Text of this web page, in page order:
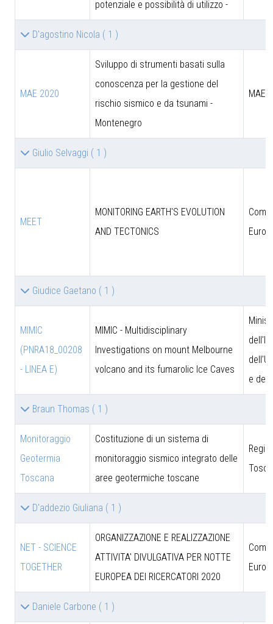
potenziale e possibilità di utilizzo -
D'agostino Nicola ( 1 )
MAE 2020
Sviluppo di strumenti basati sulla
conoscenza per la gestione del
rischio sismico e da tsunami -
Montenegro
MAE
Giulio Selvaggi ( 1 )
MEET
MONITORING EARTH'S EVOLUTION
AND TECTONICS
Giudice Gaetano ( 1 )
MIMIC
(PNRA18_00208
- LINEA E)
MIMIC - Multidisciplinary
Investigations on mount Melbourne
volcano and its fumarolic Ice Caves
e
Braun Thomas ( 1 )
Monitoraggio
Geotermia
Toscana
Costituzione di un sistema di
monitoraggio sismico integrato delle
aree geotermiche toscane
D'addezio Giuliana ( 1 )
NET - SCIENCE
TOGETHER
ORGANIZZAZIONE E REALIZZAZIONE
ATTIVITA' DIVULGATIVA PER NOTTE
EUROPEA DEI RICERCATORI 2020
Daniele Carbone ( 1 )